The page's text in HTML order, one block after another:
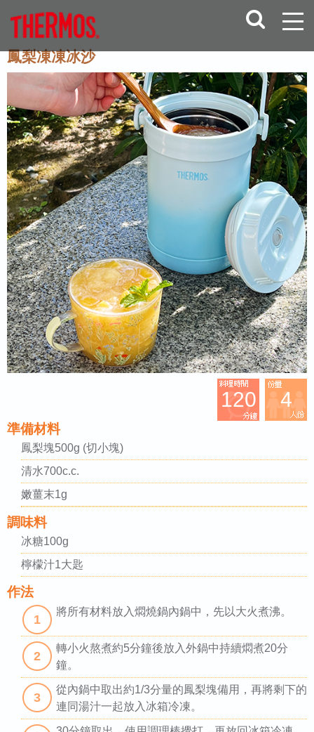
鳳梨凍凍冰沙
4
120
準備材料
鳳梨塊500g (切小塊)
清水700c.c.
嫩薑末1g
調味料
冰糖100g
檸檬汁1大匙
作法
1
將所有材料放入燜燒鍋內鍋中，先以大火煮沸。
2
轉小火熬煮約5分鐘後放入外鍋中持續燜煮20分
鐘。
3
從內鍋中取出約1/3分量的鳳梨塊備用，再將剩下的
連同湯汁一起放入冰箱冷凍。